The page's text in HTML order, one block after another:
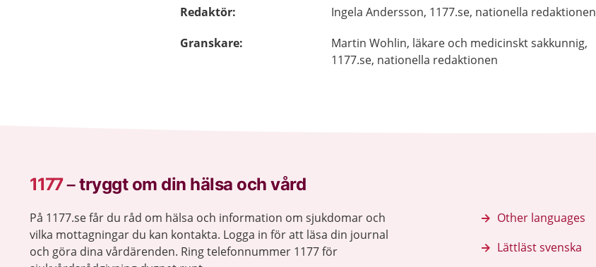
Redaktör: Ingela Andersson, 1177.se, nationella redaktionen
Granskare: Martin Wohlin, läkare och medicinskt sakkunnig,
1177.se, nationella redaktionen
1177–tryggt om din hälsa och vård
På 1177.se får du råd om hälsa och information om sjukdomar och
vilka mottagningar du kan kontakta. Logga in för att läsa din journal
och göra dina vårdärenden. Ring telefonnummer 1177 för
Other languages
Lättläst svenska